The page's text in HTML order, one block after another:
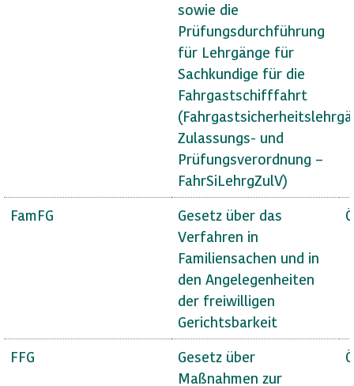
sowie die
Prüfungsdurchführung
für Lehrgänge für
Sachkundige für die
Fahrgastschifffahrt
Zulassungs- und
Prüfungsverordnung –
FahrSiLehrgZulV)
FamFG
Gesetz über das
Verfahren in
Familiensachen und in
den Angelegenheiten
der freiwilligen
Gerichtsbarkeit
FFG
Gesetz über
Maßnahmen zur